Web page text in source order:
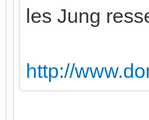
les Jung
http://